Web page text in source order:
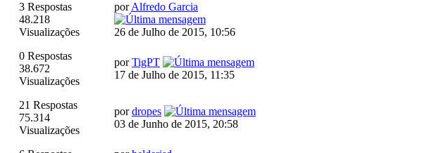
3 Respostas
48.218
Visualizações
porAlfredo Garcia
26 de Julho de 2015, 10:56
0 Respostas
38.672
Visualizações
porTigPT
17 de Julho de 2015, 11:35
21 Respostas
75.314
Visualizações
pordropes
03 de Junho de 2015, 20:58